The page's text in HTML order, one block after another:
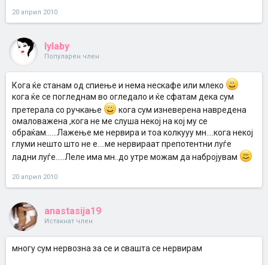
20 април 2010
lylaby
Популарен член
Кога ќе станам од спиење и нема нескафе или млеко
кога ќе се погледнам во огледало и ќе сфатам дека сум
претерала со ручкање
кога сум изневерена навредена
омаловажена ,кога не ме слуша некој на кој му се
обраќам......Лажење ме нервира и тоа колкууу мн....кога некој
глуми нешто што не е....ме нервираат препотентни луѓе
ладни луѓе.....Леле има мн..до утре можам да набројувам
20 април 2010
anastasija19
Истакнат член
многу сум нервозна за се и свашта се нервирам